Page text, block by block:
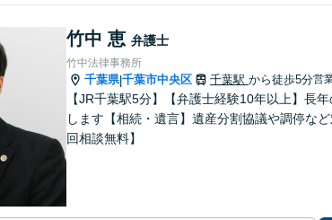
竹中 恵 弁護士
竹中法律事務所
千葉県|千葉市中央区 千葉駅 から徒歩5分営
【JR千葉駅5分】【弁護士経験10年以上】長
します【相続・遺言】遺産分割協議や調停な
回相談無料】